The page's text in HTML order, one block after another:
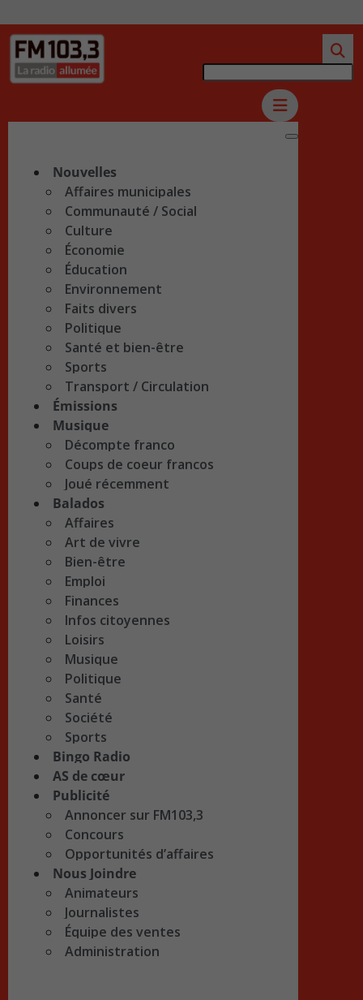
Nouvelles
Affaires municipales
Communauté / Social
Culture
Économie
Éducation
Environnement
Faits divers
Politique
Santé et bien-être
Sports
Transport / Circulation
Émissions
Musique
Décompte franco
Coups de coeur francos
Joué récemment
Balados
Affaires
Art de vivre
Bien-être
Emploi
Finances
Infos citoyennes
Loisirs
Musique
Politique
Santé
Société
Sports
Bingo Radio
AS de cœur
Publicité
Annoncer sur FM103,3
Concours
Opportunités d’affaires
Nous Joindre
Animateurs
Journalistes
Équipe des ventes
Administration